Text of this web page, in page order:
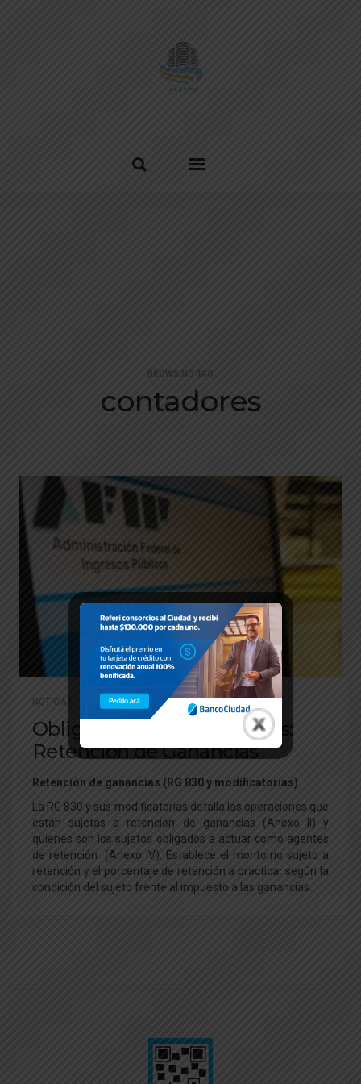
BROWSING TAG
contadores
NOTICIAS
Obligaciones en Consorcios:
Retención de Ganancias
Retención de ganancias (RG 830 y modificatorias)
La RG 830 y sus modificatorias detalla las operaciones que
están sujetas a retención de ganancias (Anexo II) y
quienes son los sujetos obligados a actuar como agentes
de retención (Anexo IV). Establece el monto no sujeto a
retención y el porcentaje de retención a practicar según la
condición del sujeto frente al impuesto a las ganancias.